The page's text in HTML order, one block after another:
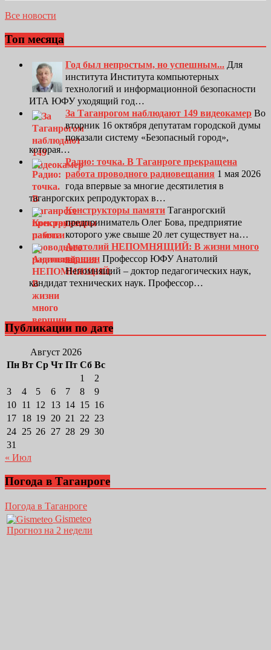
Все новости
Топ месяца
Год был непростым, но успешным... Для
института Института компьютерных
технологий и информационной безопасности
ИТА ЮФУ уходящий год…
За Таганрогом наблюдают 149 видеокамер Во
вторник 16 октября депутатам городской думы
показали систему «Безопасный город»,
которая…
Радио: точка. В Таганроге прекращена
работа проводного радиовещания 1 мая 2026
года впервые за многие десятилетия в
таганрогских репродукторах в…
Конструкторы памяти Таганрогский
предприниматель Олег Бова, предприятие
которого уже свыше 20 лет существует на…
Анатолий НЕПОМНЯЩИЙ: В жизни много
вершин Профессор ЮФУ Анатолий
Непомнящий – доктор педагогических наук,
кандидат технических наук. Профессор…
Публикации по дате
Август 2026
Пн Вт Ср Чт Пт Сб Вс
1
2
3
4 5 6 7 8
9
10 11 12 13 14 15 16
17 18 19 20 21 22 23
24 25 26 27 28 29 30
31
« Июл
Погода в Таганроге
Погода в Таганроге
Gismeteo
Прогноз на 2 недели